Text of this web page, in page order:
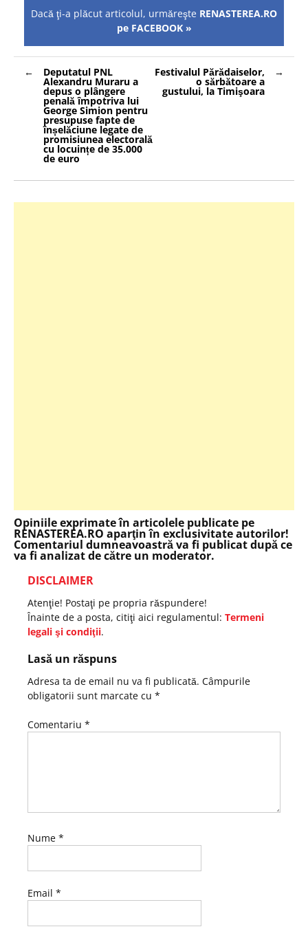
Dacă ţi-a plăcut articolul, urmăreşte RENASTEREA.RO
pe FACEBOOK »
Navigare
în
articole
Deputatul PNL
Alexandru Muraru a
depus o plângere
penală împotriva lui
George Simion pentru
presupuse fapte de
înșelăciune legate de
promisiunea electorală
cu locuințe de 35.000
de euro
Festivalul Părădaiselor,
o sărbătoare a
gustului, la Timişoara
Opiniile exprimate în articolele publicate pe
RENASTEREA.RO aparţin în exclusivitate autorilor!
Comentariul dumneavoastră va fi publicat după ce
va fi analizat de către un moderator.
DISCLAIMER
Atenţie! Postaţi pe propria răspundere!
Înainte de a posta, citiţi aici regulamentul: Termeni
legali şi condiţii.
Lasă un răspuns
Adresa ta de email nu va fi publicată. Câmpurile
obligatorii sunt marcate cu *
Comentariu *
Nume *
Email *